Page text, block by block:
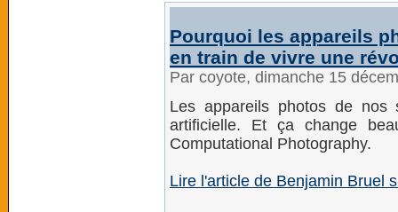
Pourquoi les appareils
en train de vivre une
Par coyote, dimanche 15
Les appareils photos de nos
artificielle. Et ça change
Computational Photography.
Lire l'article de Benjamin Bruel